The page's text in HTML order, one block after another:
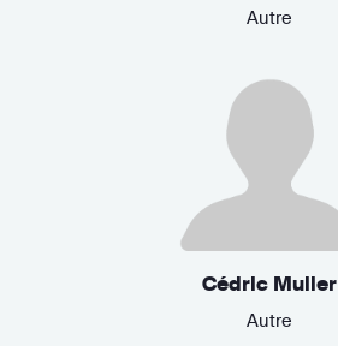
Autre
Cédric Muller
Autre